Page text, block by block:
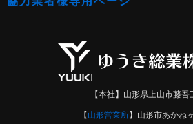
【本社】山形県上山市藤吾
【 山形営業所】山形市あかね